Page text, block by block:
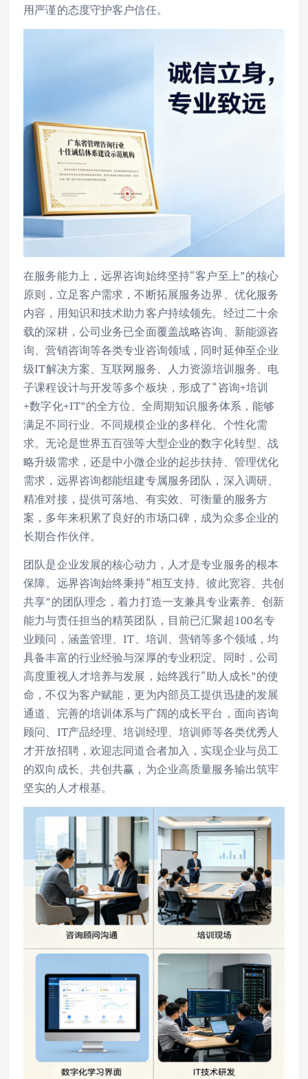
用严谨的态度守护客户信任。
在服务能力上，远界咨询始终坚持“客户至上”的核心
原则，立足客户需求，不断拓展服务边界、优化服务
内容，用知识和技术助力客户持续领先。经过二十余
载的深耕，公司业务已全面覆盖战略咨询、新能源咨
询、营销咨询等各类专业咨询领域，同时延伸至企业
级IT解决方案、互联网服务、人力资源培训服务、电
子课程设计与开发等多个板块，形成了“咨询+培训
+数字化+IT”的全方位、全周期知识服务体系，能够
满足不同行业、不同规模企业的多样化、个性化需
求。无论是世界五百强等大型企业的数字化转型、战
略升级需求，还是中小微企业的起步扶持、管理优化
需求，远界咨询都能组建专属服务团队，深入调研、
精准对接，提供可落地、有实效、可衡量的服务方
案，多年来积累了良好的市场口碑，成为众多企业的
长期合作伙伴。
团队是企业发展的核心动力，人才是专业服务的根本
保障。远界咨询始终秉持“相互支持、彼此宽容、共创
共享”的团队理念，着力打造一支兼具专业素养、创新
能力与责任担当的精英团队，目前已汇聚超100名专
业顾问，涵盖管理、IT、培训、营销等多个领域，均
具备丰富的行业经验与深厚的专业积淀。同时，公司
高度重视人才培养与发展，始终践行“助人成长”的使
命，不仅为客户赋能，更为内部员工提供迅捷的发展
通道、完善的培训体系与广阔的成长平台，面向咨询
顾问、IT产品经理、培训经理、培训师等各类优秀人
才开放招聘，欢迎志同道合者加入，实现企业与员工
的双向成长、共创共赢，为企业高质量服务输出筑牢
坚实的人才根基。